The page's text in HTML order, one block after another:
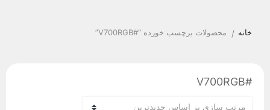
خانه / محصولات برچسب خورده “#V700RGB”
#V700RGB